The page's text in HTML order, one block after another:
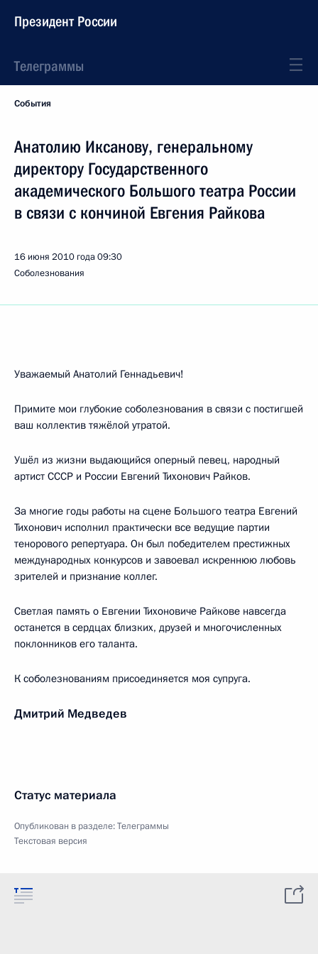
Президент России
Телеграммы
События
Анатолию Иксанову, генеральному
директору Государственного
академического Большого театра России
в связи с кончиной Евгения Райкова
16 июня 2010 года09:30
Соболезнования
Уважаемый Анатолий Геннадьевич!
Примите мои глубокие соболезнования в связи с постигшей
ваш коллектив тяжёлой утратой.
Ушёл из жизни выдающийся оперный певец, народный
артист СССР и России Евгений Тихонович Райков.
За многие годы работы на сцене Большого театра Евгений
Тихонович исполнил практически все ведущие партии
тенорового репертуара. Он был победителем престижных
международных конкурсов и завоевал искреннюю любовь
зрителей и признание коллег.
Светлая память о Евгении Тихоновиче Райкове навсегда
останется в сердцах близких, друзей и многочисленных
поклонников его таланта.
К соболезнованиям присоединяется моя супруга.
Дмитрий Медведев
Статус материала
Опубликован в разделе:Телеграммы
Текстовая версия